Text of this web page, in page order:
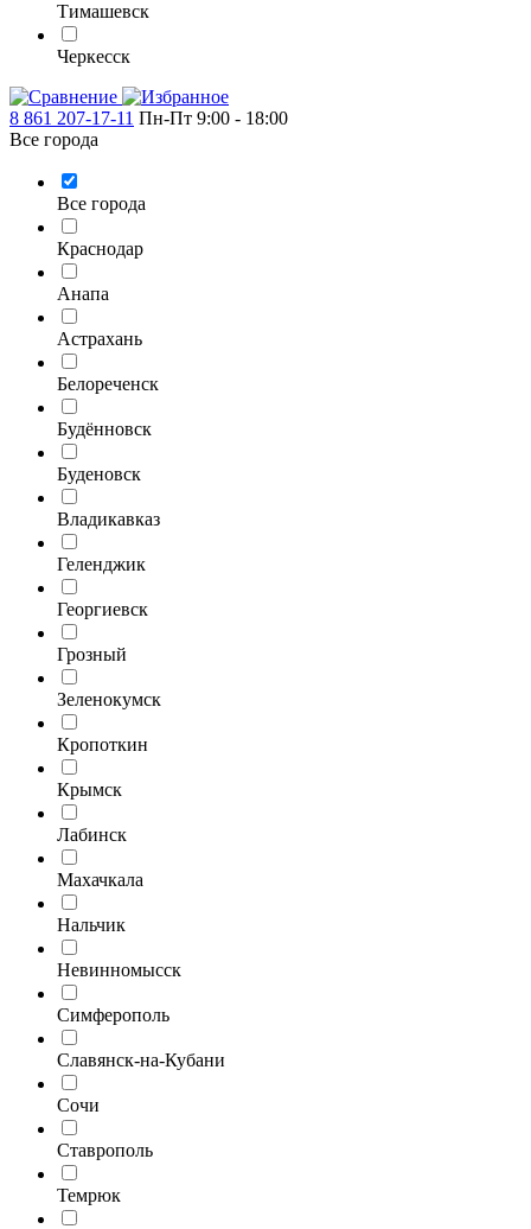
Тимашевск
Черкесск
8 861 207-17-11 Пн-Пт 9:00 - 18:00
Все города
Все города
Краснодар
Анапа
Астрахань
Белореченск
Будённовск
Буденовск
Владикавказ
Геленджик
Георгиевск
Грозный
Зеленокумск
Кропоткин
Крымск
Лабинск
Махачкала
Нальчик
Невинномысск
Симферополь
Славянск-на-Кубани
Сочи
Ставрополь
Темрюк